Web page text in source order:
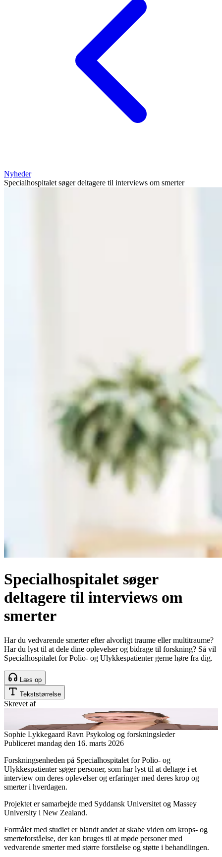
Nyheder
Specialhospitalet søger deltagere til interviews om smerter
Specialhospitalet søger
deltagere til interviews om
smerter
Har du vedvarende smerter efter alvorligt traume eller multitraume?
Har du lyst til at dele dine oplevelser og bidrage til forskning? Så vil
Specialhospitalet for Polio- og Ulykkespatienter gerne høre fra dig.
Læs op
Tekststørrelse
Skrevet af
Sophie Lykkegaard Ravn Psykolog og forskningsleder
Publiceret mandag den 16. marts 2026
Forskningsenheden på Specialhospitalet for Polio- og
Ulykkespatienter søger personer, som har lyst til at deltage i et
interview om deres oplevelser og erfaringer med deres krop og
smerter i hverdagen.
Projektet er samarbejde med Syddansk Universitet og Massey
University i New Zealand.
Formålet med studiet er blandt andet at skabe viden om krops- og
smerteforståelse, der kan bruges til at møde personer med
vedvarende smerter med større forståelse og støtte i behandlingen.